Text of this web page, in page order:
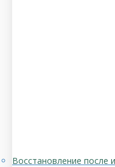
Восстановление после